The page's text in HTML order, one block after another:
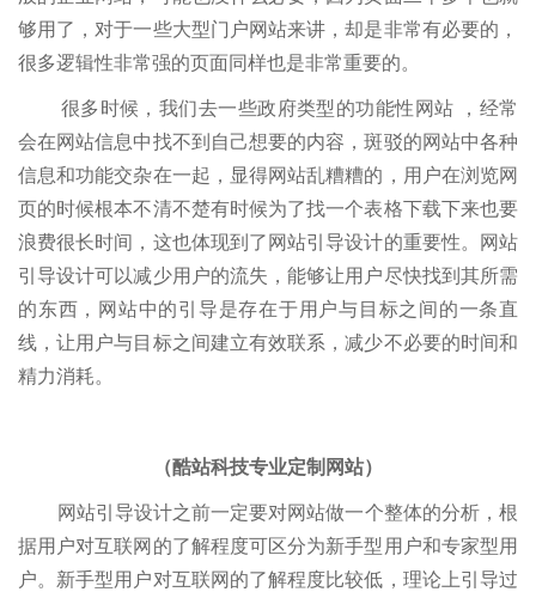
够用了，对于一些大型门户网站来讲，却是非常有必要的，
很多逻辑性非常强的页面同样也是非常重要的。
很多时候，我们去一些政府类型的功能性网站 ，经常
会在网站信息中找不到自己想要的内容，斑驳的网站中各种
信息和功能交杂在一起，显得网站乱糟糟的，用户在浏览网
页的时候根本不清不楚有时候为了找一个表格下载下来也要
浪费很长时间，这也体现到了网站引导设计的重要性。网站
引导设计可以减少用户的流失，能够让用户尽快找到其所需
的东西，网站中的引导是存在于用户与目标之间的一条直
线，让用户与目标之间建立有效联系，减少不必要的时间和
精力消耗。
（酷站科技专业定制网站）
网站引导设计之前一定要对网站做一个整体的分析，根
据用户对互联网的了解程度可区分为新手型用户和专家型用
户。新手型用户对互联网的了解程度比较低，理论上引导过